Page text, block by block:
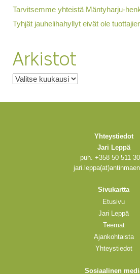
Tarvitsemme yhteistä Mäntyharju-
Tyhjät jauhelihahyllyt eivät ole
Arkistot
Arkistot
Yhteystiedot
Jari Leppä
puh. +358 50 511
Sivukartta
Etusivu
Jari Leppä
Teemat
Ajankohtaista
Yhteystiedot
Sosiaalinen